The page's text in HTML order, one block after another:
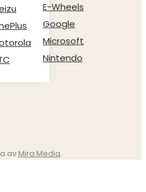
E-Wheels
Google
Microsoft
Nintendo
av Mira Media.